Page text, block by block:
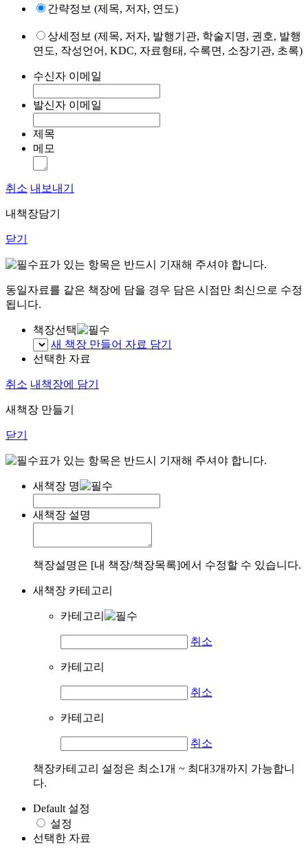
간략정보 (제목, 저자, 연도)
상세정보 (제목, 저자, 발행기관, 학술지명, 권호, 발행
연도, 작성언어, KDC, 자료형태, 수록면, 소장기관, 초록)
수신자 이메일
발신자 이메일
제목
메모
취소 내보내기
내책장담기
닫기
표가 있는 항목은 반드시 기재해 주셔야 합니다.
동일자료를 같은 책장에 담을 경우 담은 시점만 최신으로 수정
됩니다.
책장선택
새 책장 만들어 자료 담기
선택한 자료
취소 내책장에 담기
새책장 만들기
닫기
표가 있는 항목은 반드시 기재해 주셔야 합니다.
새책장 명
새책장 설명
책장설명은 [내 책장/책장목록]에서 수정할 수 있습니다.
새책장 카테고리
카테고리
취소
카테고리
취소
카테고리
취소
책장카테고리 설정은 최소1개 ~ 최대3개까지 가능합니
다.
Default 설정
설정
선택한 자료